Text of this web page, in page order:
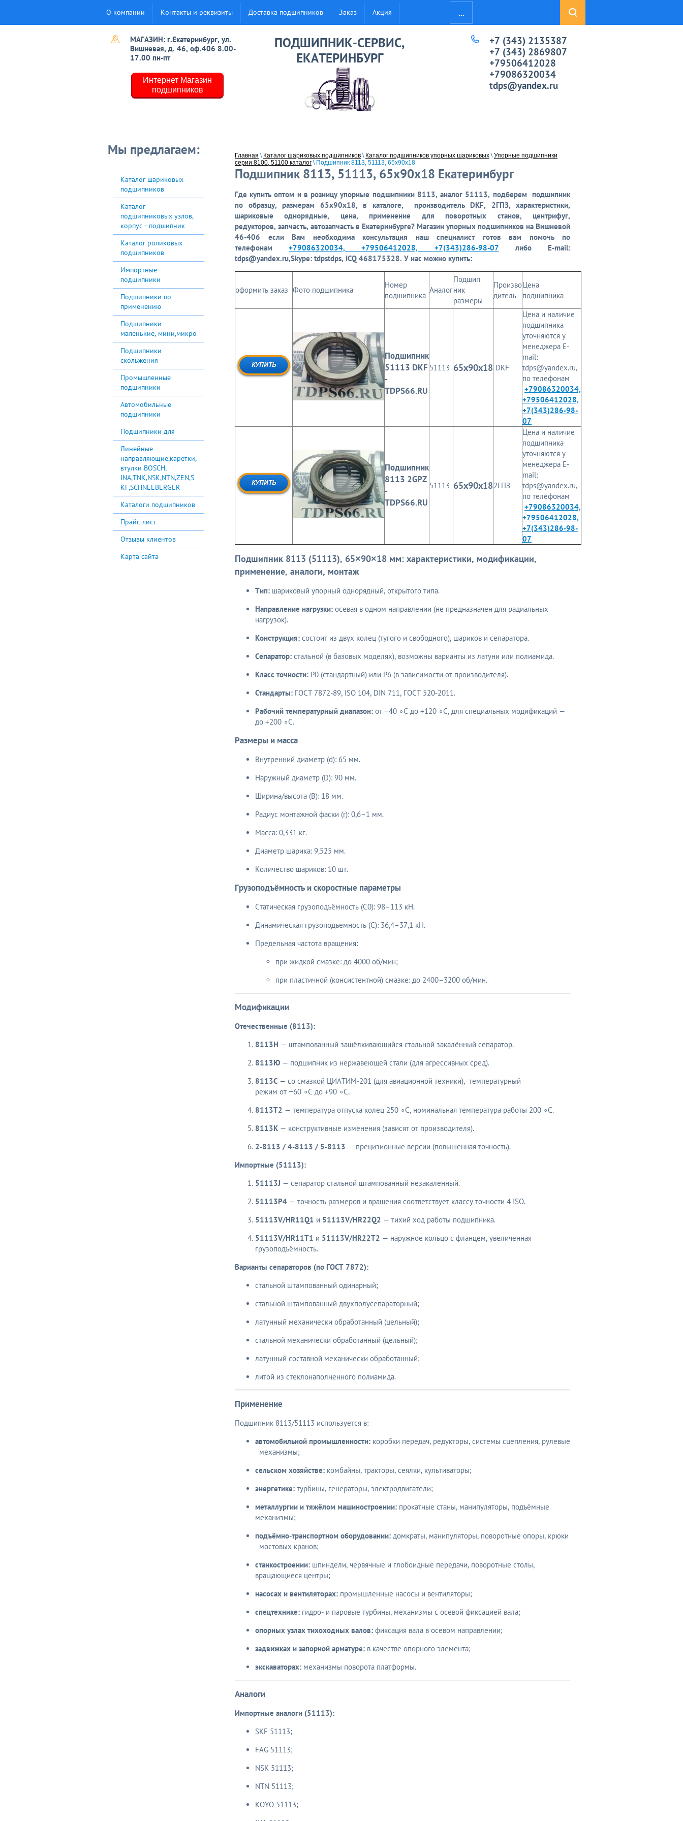
О компании Контакты и реквизиты Доставка подшипников Заказ Акция ...
МАГАЗИН: г.Екатеринбург, ул.
Вишневая, д. 46, оф.406 8.00-
17.00 пн-пт
Интернет Магазин
подшипников
ПОДШИПНИК-СЕРВИС,
ЕКАТЕРИНБУРГ
+7 (343) 2135387
+7 (343) 2869807
+79506412028
+79086320034
tdps@yandex.ru
Мы предлагаем:
Каталог шариковых
подшипников
Каталог
подшипниковых узлов,
корпус - подшипник
Каталог роликовых
подшипников
Импортные
подшипники
Подшипники по
применению
Подшипники
маленькие, мини,микро
Подшипники
скольжения
Промышленные
подшипники
Автомобильные
подшипники
Подшипники для
Линейные
направляющие,каретки,
втулки BOSCH,
INA,TNK,NSK,NTN,ZEN,S
KF,SCHNEEBERGER
Каталоги подшипников
Прайс-лист
Отзывы клиентов
Карта сайта
Главная \ Каталог шариковых подшипников \ Каталог подшипников упорных шариковых \Упорные подшипники
серии 8100, 51100 каталог \ Подшипник 8113, 51113, 65x90x18
Подшипник 8113, 51113, 65x90x18 Екатеринбург
Где купитьоптом и в розницу упорные подшипники 8113,аналог 51113, подберем подшипник
по образцу, размерам 65x90x18, в каталоге,
производитель DKF, 2ГПЗ, характеристики,
шариковые однорядные, цена, применение для поворотных станов, центрифуг,
редукторов, запчасть, автозапчасть в Екатеринбурге? Магазин упорных подшипников на Вишневой
46-406 если Вам необходима консультация наш специалист готов вам помочь по
телефонам+79086320034, +79506412028, +7(343)286-98-07 либо E-mail:
tdps@yandex.ru,Skype: tdpstdps, ICQ 468175328. У нас можно купить:
оформить заказ Фото подшипника
Номер
подшипника
Аналог
Подшип
ник
размеры
Произво
дитель
Цена
подшипника
Подшипник
51113 DKF
-
TDPS66.RU
51113 65x90x18 DKF
Цена и наличие
подшипника
уточняются у
менеджера E-
mail:
tdps@yandex.ru,
по телефонам
+79086320034,
+79506412028,
+7(343)286-98-
07
Подшипник
8113 2GPZ
-
TDPS66.RU
51113 65x90x182ГПЗ
Цена и наличие
подшипника
уточняются у
менеджера E-
mail:
tdps@yandex.ru,
по телефонам
+79086320034,
+79506412028,
+7(343)286-98-
07
Подшипник 8113 (51113), 65×90×18 мм: характеристики, модификации,
применение, аналоги, монтаж
Тип: шариковый упорный однорядный, открытого типа.
Направление нагрузки: осевая в одном направлении (не предназначен для радиальных
нагрузок).
Конструкция: состоит из двух колец (тугого и свободного), шариков и сепаратора.
Сепаратор: стальной (в базовых моделях), возможны варианты из латуни или полиамида.
Класс точности: P0 (стандартный) или P6 (в зависимости от производителя).
Стандарты: ГОСТ 7872‑89, ISO 104, DIN 711, ГОСТ 520‑2011.
Рабочий температурный диапазон: от −40 ∘C до +120 ∘C, для специальных модификаций —
до +200 ∘C.
Размеры и масса
Внутренний диаметр (d): 65 мм.
Наружный диаметр (D): 90 мм.
Ширина/высота (B): 18 мм.
Радиус монтажной фаски (r): 0,6–1 мм.
Масса: 0,331 кг.
Диаметр шарика: 9,525 мм.
Количество шариков: 10 шт.
Грузоподъёмность и скоростные параметры
Статическая грузоподъёмность (C0​): 98–113 кН.
Динамическая грузоподъёмность (C): 36,4–37,1 кН.
Предельная частота вращения:
при жидкой смазке: до 4000 об/мин;
при пластичной (консистентной) смазке: до 2400–3200 об/мин.
Модификации
Отечественные (8113):
8113Н — штампованный защёлкивающийся стальной закалённый сепаратор.
8113Ю — подшипник из нержавеющей стали (для агрессивных сред).
8113С — со смазкой ЦИАТИМ‑201 (для авиационной техники), температурный
режим от −60 ∘C до +90 ∘C.
8113Т2 — температура отпуска колец 250 ∘C, номинальная температура работы 200 ∘C.
8113К — конструктивные изменения (зависят от производителя).
2-8113 / 4-8113 / 5-8113 — прецизионные версии (повышенная точность).
Импортные (51113):
51113J — сепаратор стальной штампованный незакалённый.
51113P4 — точность размеров и вращения соответствует классу точности 4 ISO.
51113V/HR11Q1 и 51113V/HR22Q2 — тихий ход работы подшипника.
51113V/HR11T1 и 51113V/HR22T2 — наружное кольцо с фланцем, увеличенная
грузоподъёмность.
Варианты сепараторов (по ГОСТ 7872):
стальной штампованный одинарный;
стальной штампованный двухполусепараторный;
латунный механически обработанный (цельный);
стальной механически обработанный (цельный);
латунный составной механически обработанный;
литой из стеклонаполненного полиамида.
Применение
Подшипник 8113/51113 используется в:
автомобильной промышленности: коробки передач, редукторы, системы сцепления, рулевые
механизмы;
сельском хозяйстве: комбайны, тракторы, сеялки, культиваторы;
энергетике: турбины, генераторы, электродвигатели;
металлургии и тяжёлом машиностроении: прокатные станы, манипуляторы, подъёмные
механизмы;
подъёмно‑транспортном оборудовании: домкраты, манипуляторы, поворотные опоры, крюки
мостовых кранов;
станкостроении: шпиндели, червячные и глобоидные передачи, поворотные столы,
вращающиеся центры;
насосах и вентиляторах: промышленные насосы и вентиляторы;
спецтехнике: гидро- и паровые турбины, механизмы с осевой фиксацией вала;
опорных узлах тихоходных валов: фиксация вала в осевом направлении;
задвижках и запорной арматуре: в качестве опорного элемента;
экскаваторах: механизмы поворота платформы.
Аналоги
Импортные аналоги (51113):
SKF 51113;
FAG 51113;
NSK 51113;
NTN 51113;
KOYO 51113;